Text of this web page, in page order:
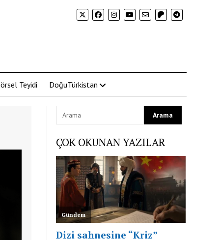
Teyidi DoğuTürkistan
ÇOK OKUNAN YAZILAR